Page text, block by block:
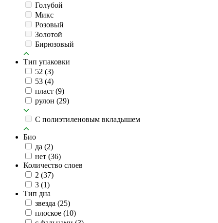
Голубой
Микс
Розовый
Золотой
Бирюзовый
Тип упаковки
52 (3)
53 (4)
пласт (9)
рулон (29)
C полиэтиленовым вкладышем
Био
да (2)
нет (36)
Количество слоев
2 (37)
3 (1)
Тип дна
звезда (25)
плоское (10)